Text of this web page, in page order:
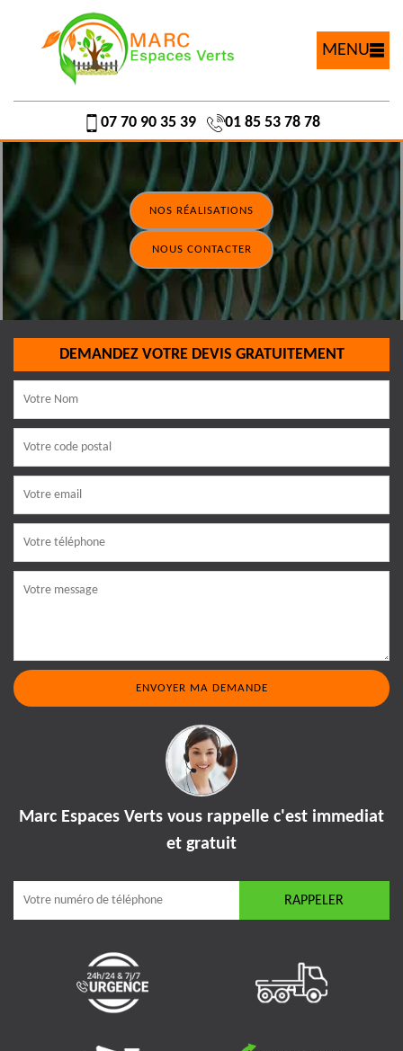
MENU
07 70 90 35 39 01 85 53 78 78
NOS RÉALISATIONS
NOUS CONTACTER
DEMANDEZ VOTRE DEVIS GRATUITEMENT
Marc Espaces Verts vous rappelle c'est immediat
et gratuit